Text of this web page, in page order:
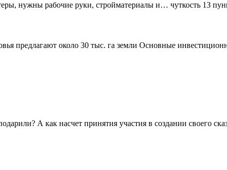
нужны рабочие руки, стройматериалы и… чуткость 13
предлагают около 30 тыс. га земли Основные
А как насчет принятия участия в создании своего